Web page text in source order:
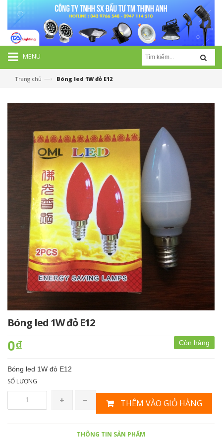
MENU
Trang chủ —› Bóng led 1W đỏ E12
Bóng led 1W đỏ E12
Còn hàng
0₫
Bóng led 1W đỏ E12
SỐ LƯỢNG
THÊM VÀO GIỎ HÀNG
THÔNG TIN SẢN PHẨM